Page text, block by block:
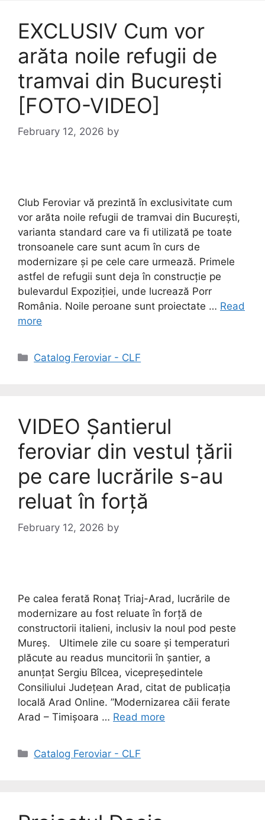
EXCLUSIV Cum vor
arăta noile refugii de
tramvai din București
[FOTO-VIDEO]
February 12, 2026 by
Club Feroviar vă prezintă în exclusivitate cum
vor arăta noile refugii de tramvai din București,
varianta standard care va fi utilizată pe toate
tronsoanele care sunt acum în curs de
modernizare și pe cele care urmează. Primele
astfel de refugii sunt deja în construcție pe
bulevardul Expoziției, unde lucrează Porr
România. Noile peroane sunt proiectate … Read
more
Catalog Feroviar - CLF
VIDEO Șantierul
feroviar din vestul țării
pe care lucrările s-au
reluat în forță
February 12, 2026 by
Pe calea ferată Ronaț Triaj-Arad, lucrările de
modernizare au fost reluate în forță de
constructorii italieni, inclusiv la noul pod peste
Mureș. Ultimele zile cu soare și temperaturi
plăcute au readus muncitorii în șantier, a
anunțat Sergiu Bîlcea, vicepreședintele
Consiliului Județean Arad, citat de publicația
locală Arad Online. ”Modernizarea căii ferate
Arad – Timișoara … Read more
Catalog Feroviar - CLF